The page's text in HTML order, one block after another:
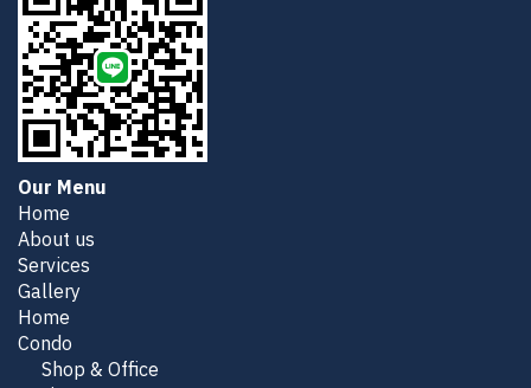
Our Menu
Home
About us
Services
Gallery
Home
Condo
Shop & Office